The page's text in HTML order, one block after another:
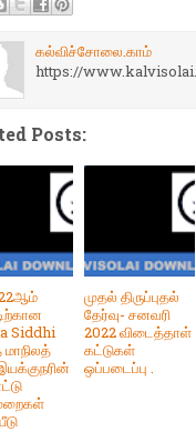
கல்விச்சோலை.காம்
https://
Posts:
Siddhi
மாநிலத்
முதல் திருப்புதல்
தேர்வு- சனவரி
2022 விடைத்தாள்
கட்டுகள்
ஒப்படைப்பு .